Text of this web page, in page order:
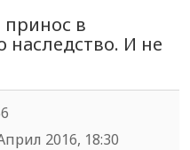
в
наследство. И не
2016, 18:30